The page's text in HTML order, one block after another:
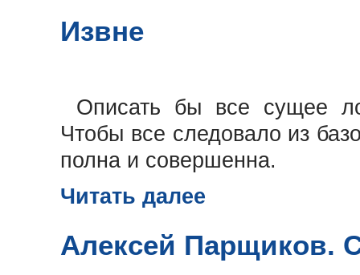
Извне
Описать бы все сущее
Чтобы все следовало из
полна и совершенна.
Читать далее
Алексей Парщиков.